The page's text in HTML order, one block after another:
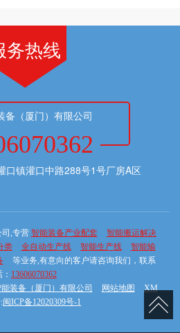
务热线
备（厦门）有限公司
口镇灌口中路288号1号厂房A区
司,专营 智能装备产业配套
智能搬运解决
类 全自动生产线 智能生产线
智能输
等业务,有意向的客户请咨询我们，联系
13606070362
装备（厦门）有限公司 网站地图
XM
闽ICP备12020309号-1